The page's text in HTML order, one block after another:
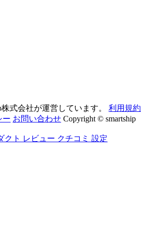
株式会社が運営しています。
利用規約
ー お問い合わせ Copyright © smartship
クト レビュー クチコミ 設定